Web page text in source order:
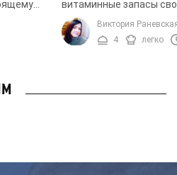
Речь
также
витаминные запасы
организма. Одним из
способов для этого
употребление
Виктория
4
легко